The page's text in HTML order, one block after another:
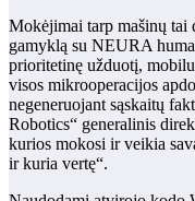
Mokėjimai tarp mašinų tai
gamyklą su NEURA
prioritetinę užduotį,
visos mikrooperacijos
negeneruojant sąskaitų
Robotics“ generalinis
kurios mokosi ir veikia
ir kuria vertę“.